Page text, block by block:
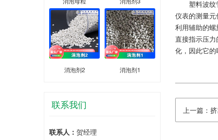
消泡剂2 消泡剂1
联系我们
联系人： 贺经理
塑料波
仪表的测量
利用辅助的
直接指示压
化，因此它
上一篇：